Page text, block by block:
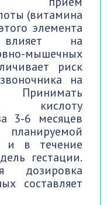
(витамина
элемента
влияет на
мышечных
риск
на
кислоту
3-6 месяцев
и в течение
гестации.
дозировка
составляет